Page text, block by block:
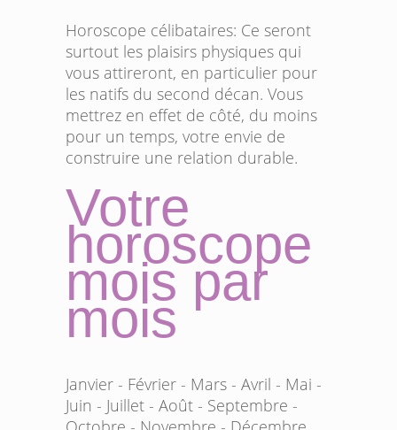
Horoscope célibataires: Ce seront
surtout les plaisirs physiques qui
vous attireront, en particulier pour
les natifs du second décan. Vous
mettrez en effet de côté, du moins
pour un temps, votre envie de
construire une relation durable.
Votre
horoscope
mois par
mois
Janvier - Février - Mars - Avril - Mai -
Juin - Juillet - Août - Septembre -